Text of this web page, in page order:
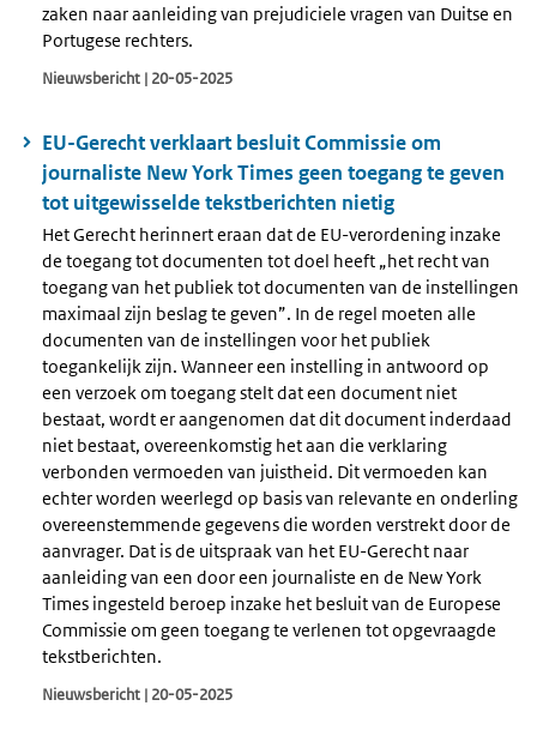
zaken naar aanleiding van prejudiciele vragen van Duitse en
Portugese rechters.
Nieuwsbericht | 20-05-2025
EU-Gerecht verklaart besluit Commissie om
journaliste New York Times geen toegang te geven
tot uitgewisselde tekstberichten nietig
Het Gerecht herinnert eraan dat de EU-verordening inzake
de toegang tot documenten tot doel heeft „het recht van
toegang van het publiek tot documenten van de instellingen
maximaal zijn beslag te geven”. In de regel moeten alle
documenten van de instellingen voor het publiek
toegankelijk zijn. Wanneer een instelling in antwoord op
een verzoek om toegang stelt dat een document niet
bestaat, wordt er aangenomen dat dit document inderdaad
niet bestaat, overeenkomstig het aan die verklaring
verbonden vermoeden van juistheid. Dit vermoeden kan
echter worden weerlegd op basis van relevante en onderling
overeenstemmende gegevens die worden verstrekt door de
aanvrager. Dat is de uitspraak van het EU-Gerecht naar
aanleiding van een door een journaliste en de New York
Times ingesteld beroep inzake het besluit van de Europese
Commissie om geen toegang te verlenen tot opgevraagde
tekstberichten.
Nieuwsbericht | 20-05-2025